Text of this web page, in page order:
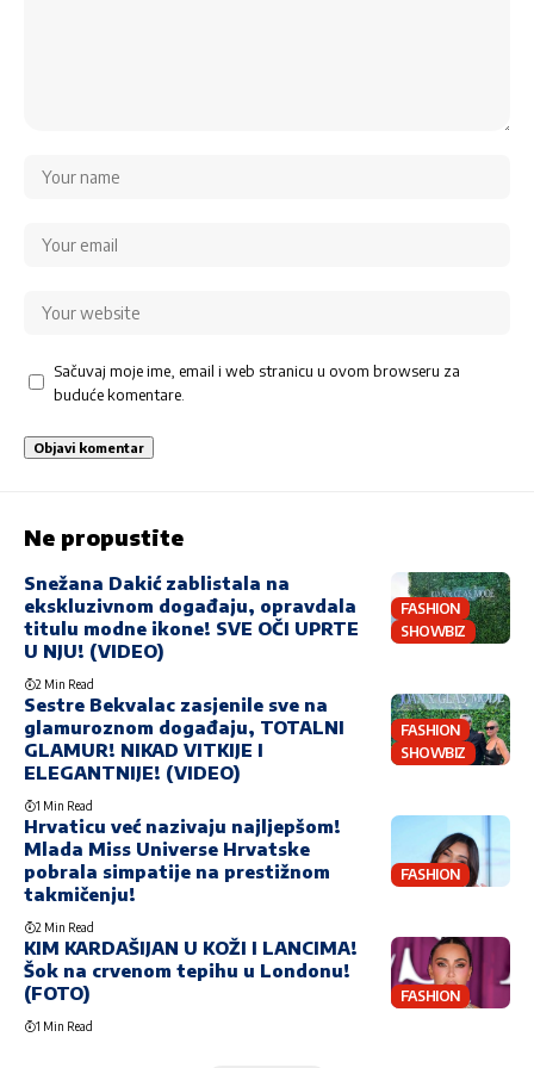
Sačuvaj moje ime, email i web stranicu u ovom browseru za
buduće komentare.
Ne propustite
FASHION
SHOWBIZ
Snežana Dakić zablistala na
ekskluzivnom događaju, opravdala
titulu modne ikone! SVE OČI UPRTE
U NJU! (VIDEO)
2 Min Read
FASHION
SHOWBIZ
Sestre Bekvalac zasjenile sve na
glamuroznom događaju, TOTALNI
GLAMUR! NIKAD VITKIJE I
ELEGANTNIJE! (VIDEO)
1 Min Read
FASHION
Hrvaticu već nazivaju najljepšom!
Mlada Miss Universe Hrvatske
pobrala simpatije na prestižnom
takmičenju!
2 Min Read
FASHION
KIM KARDAŠIJAN U KOŽI I LANCIMA!
Šok na crvenom tepihu u Londonu!
(FOTO)
1 Min Read